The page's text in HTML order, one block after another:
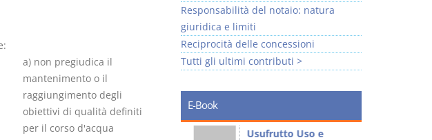
a) non pregiudica il
mantenimento o il
raggiungimento degli
obiettivi di qualità definiti
per il corso d'acqua
Responsabilità del notaio: natura
giuridica e limiti
Reciprocità delle concessioni
Tutti gli ultimi contributi >
E-Book
I Vincoli Preliminari
Usufrutto Uso e